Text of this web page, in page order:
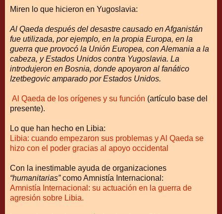
Miren lo que hicieron en Yugoslavia:
Al Qaeda después del desastre causado en Afganistán
fue utilizada, por ejemplo, en la propia Europa, en la
guerra que provocó la Unión Europea, con Alemania a la
cabeza, y Estados Unidos contra Yugoslavia. La
introdujeron en Bosnia, donde apoyaron al fanático
Izetbegovic amparado por Estados Unidos.
Al Qaeda de los orígenes y su función (artículo base del
presente).
Lo que han hecho en Libia:
Libia: cuando empezaron sus problemas y Al Qaeda se
hizo con el poder gracias al apoyo occidental
Con la inestimable ayuda de organizaciones
“humanitarias”como Amnistía Internacional:
Amnistía Internacional: su actuación en la guerra de
agresión sobre Libia.